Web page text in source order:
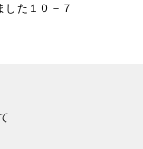
した１０－７